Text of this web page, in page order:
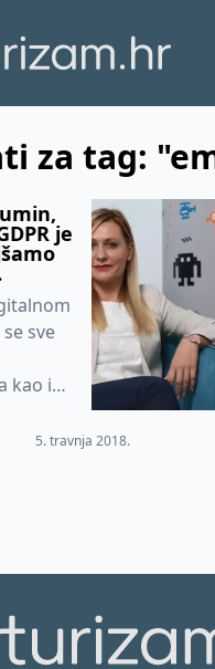
za tag:
je
u
sve
kao i
je
5. travnja 2018.